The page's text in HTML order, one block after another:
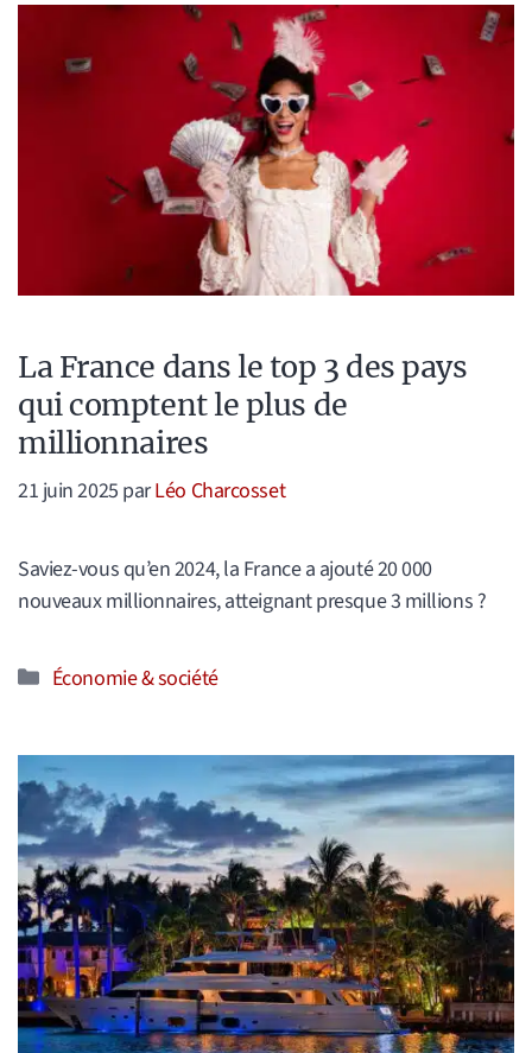
La France dans le top 3 des pays
qui comptent le plus de
millionnaires
21 juin 2025 parLéo Charcosset
Saviez-vous qu’en 2024, la France a ajouté 20 000
nouveaux millionnaires, atteignant presque 3 millions ?
Catégories
Économie & société